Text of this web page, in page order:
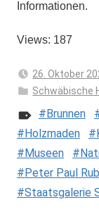
Informationen.
Views: 187
26. Oktober
Schwäbische
Brunnen
Holzmaden
Museen
Peter Paul
Staatsgalerie